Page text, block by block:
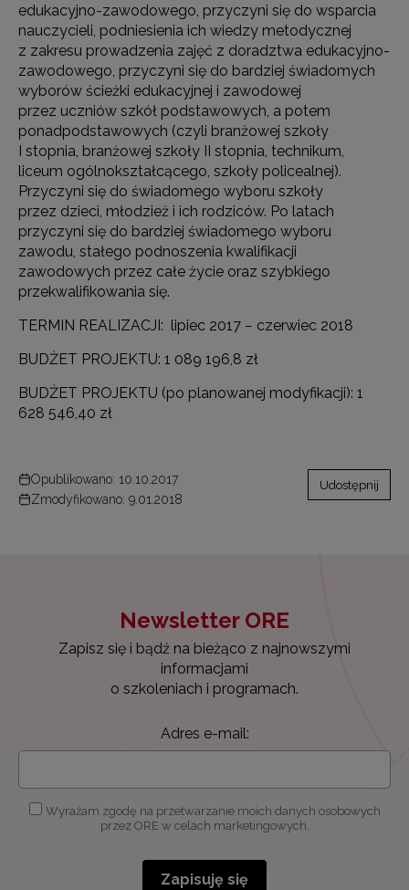
edukacyjno-zawodowego, przyczyni się do wsparcia
nauczycieli, podniesienia ich wiedzy metodycznej
z zakresu prowadzenia zajęć z doradztwa edukacyjno-
zawodowego, przyczyni się do bardziej świadomych
wyborów ścieżki edukacyjnej i zawodowej
przez uczniów szkół podstawowych, a potem
ponadpodstawowych (czyli branżowej szkoły
I stopnia, branżowej szkoły II stopnia, technikum,
liceum ogólnokształcącego, szkoły policealnej).
Przyczyni się do świadomego wyboru szkoły
przez dzieci, młodzież i ich rodziców. Po latach
przyczyni się do bardziej świadomego wyboru
zawodu, stałego podnoszenia kwalifikacji
zawodowych przez całe życie oraz szybkiego
przekwalifikowania się.
TERMIN REALIZACJI: lipiec 2017 − czerwiec 2018
BUDŻET PROJEKTU: 1 089 196,8 zł
BUDŻET PROJEKTU (po planowanej modyfikacji): 1
628 546,40 zł
Opublikowano: 10.10.2017
Zmodyfikowano: 9.01.2018
Udostępnij
Newsletter ORE
Zapisz się i bądź na bieżąco z najnowszymi
informacjami
o szkoleniach i programach.
Adres e-mail:
Wyrażam zgodę na przetwarzanie moich danych osobowych
przez ORE w celach marketingowych.
Zapisuję się